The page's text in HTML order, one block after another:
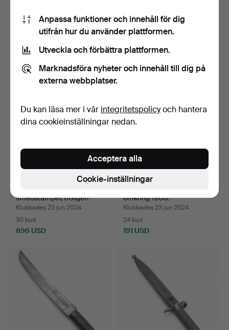
ERIK KNUTSSON SUNNA.
Halvhornskniv, signer…
Klubbades 28 jun 2024
9 bud
VÄRJA, skålrapir, klinga
märkt Valencia, e…
Klubbades 23 jun 2024
33 bud
smedstämpel, troligen
160…
Klubbades 23 jun 2024
30 bud
896 USD
omkring 1900.
Klubbades 23 jun 2024
24 bud
191 USD
Anpassa funktioner och innehåll för dig
utifrån hur du använder plattformen.
Utveckla och förbättra plattformen.
Marknadsföra nyheter och innehåll till dig på
externa webbplatser.
Du kan läsa mer i vår integritetspolicyoch hantera
dina cookieinställningar nedan.
Cookie-inställningar
Acceptera alla